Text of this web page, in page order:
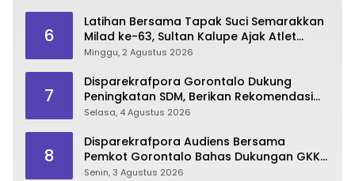
6
Latihan Bersama Tapak Suci Semarakkan
Milad ke-63, Sultan Kalupe Ajak Atlet
Lestarikan Budaya Bela Diri
Minggu, 2 Agustus 2026
7
Disparekrafpora Gorontalo Dukung
Peningkatan SDM, Berikan Rekomendasi
Studi S3 bagi Pegawai
Selasa, 4 Agustus 2026
8
Disparekrafpora Audiens Bersama
Pemkot Gorontalo Bahas Dukungan GKK
2026
Senin, 3 Agustus 2026